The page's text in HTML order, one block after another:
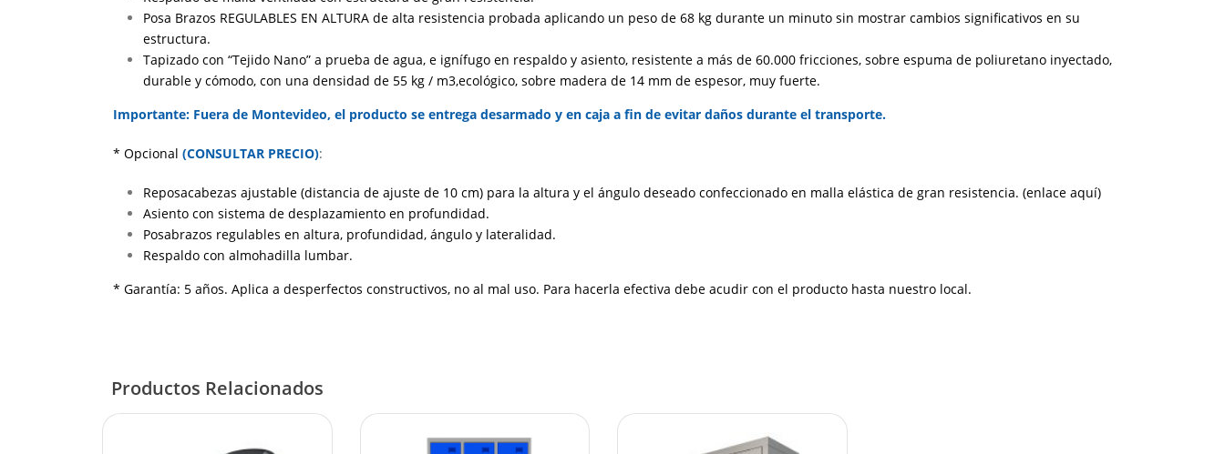
Posa Brazos REGULABLES EN ALTURA de alta resistencia probada aplicando un peso de 68 kg durante un minuto sin mostrar cambios significativos en su
estructura.
Tapizado con “Tejido Nano” a prueba de agua, e ignífugo en respaldo y asiento, resistente a más de 60.000 fricciones, sobre espuma de poliuretano inyectado,
durable y cómodo, con una densidad de 55 kg / m3,ecológico, sobre madera de 14 mm de espesor, muy fuerte.
Importante: Fuera de Montevideo, el producto se entrega desarmado y en caja a fin de evitar daños durante el transporte.
* Opcional (CONSULTAR PRECIO):
Reposacabezas ajustable (distancia de ajuste de 10 cm) para la altura y el ángulo deseado confeccionado en malla elástica de gran resistencia. (enlace aquí)
Asiento con sistema de desplazamiento en profundidad.
Posabrazos regulables en altura, profundidad, ángulo y lateralidad.
Respaldo con almohadilla lumbar.
* Garantía: 5 años. Aplica a desperfectos constructivos, no al mal uso. Para hacerla efectiva debe acudir con el producto hasta nuestro local.
Productos Relacionados